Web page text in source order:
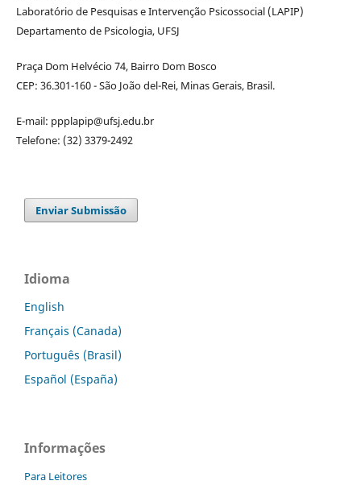
Laboratório de Pesquisas e Intervenção Psicossocial (LAPIP)
Departamento de Psicologia, UFSJ
Praça Dom Helvécio 74, Bairro Dom Bosco
CEP: 36.301-160 - São João del-Rei, Minas Gerais, Brasil.
E-mail: ppplapip@ufsj.edu.br
Telefone: (32) 3379-2492
Enviar Submissão
Idioma
English
Français (Canada)
Português (Brasil)
Español (España)
Informações
Para Leitores